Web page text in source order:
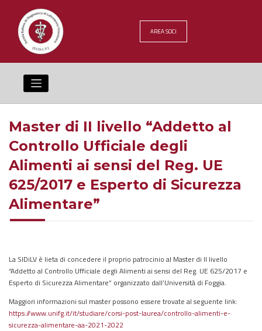
content
AREA SOCI
Master di II livello “Addetto al
Controllo Ufficiale degli
Alimenti ai sensi del Reg. UE
625/2017 e Esperto di Sicurezza
Alimentare”
La SIDiLV è lieta di concedere il proprio patrocinio al Master di II livello
“Addetto al Controllo Ufficiale degli Alimenti ai sensi del Reg. UE 625/2017 e
Esperto di Sicurezza Alimentare” organizzato dall’Università di Foggia.
Maggiori informazioni sul master possono essere trovate al seguente link:
https://www.unifg.it/it/studiare/corsi-post-laurea/controllo-alimenti-e-
sicurezza-alimentare-aa-2021-2022